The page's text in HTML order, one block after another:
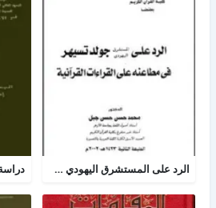
الرد على المستشرق اليهودي جولد تسيهر في مطاعنه على القراءات